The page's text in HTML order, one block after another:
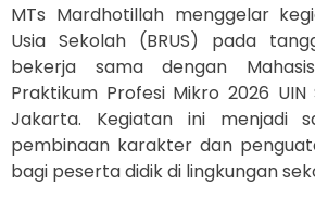
MTs Mardhotillahmenggelar
Usia Sekolah (BRUS) pada
bekerja sama dengan
Praktikum Profesi Mikro 2026
Jakarta. Kegiatan ini menjadi
pembinaan karakter dan
bagi peserta didik di lingkungan